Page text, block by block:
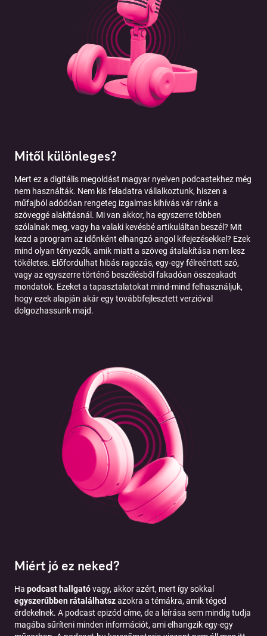
Mitől különleges?
Mert ez a digitális megoldást magyar nyelven podcastekhez még
nem használták. Nem kis feladatra vállalkoztunk, hiszen a
műfajból adódóan rengeteg izgalmas kihívás vár ránk a
szöveggé alakításnál. Mi van akkor, ha egyszerre többen
szólalnak meg, vagy ha valaki kevésbé artikuláltan beszél? Mit
kezd a program az időnként elhangzó angol kifejezésekkel? Ezek
mind olyan tényezők, amik miatt a szöveg átalakítása nem lesz
tökéletes. Előfordulhat hibás ragozás, egy-egy félreértett szó,
vagy az egyszerre történő beszélésből fakadóan összeakadt
mondatok. Ezeket a tapasztalatokat mind-mind felhasználjuk,
hogy ezek alapján akár egy továbbfejlesztett verzióval
dolgozhassunk majd.
Miért jó ez neked?
Ha podcast hallgatóvagy, akkor azért, mert így sokkal
egyszerűbben rátalálhatszazokra a témákra, amik téged
érdekelnek. A podcast epizód címe, de a leírása sem mindig tudja
magába sűríteni minden információt, ami elhangzik egy-egy